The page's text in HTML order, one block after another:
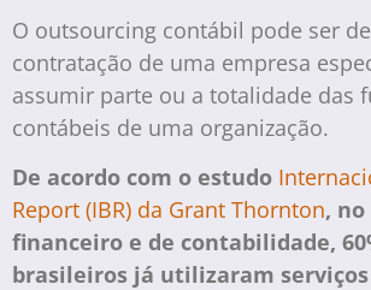
O outsourcing contábil pode ser
contratação de uma empresa
assumir parte ou a totalidade das
contábeis de uma organização.
De acordo com o estudo
Report (IBR) da Grant Thornton,
financeiro e de contabilidade,
brasileiros já utilizaram serviços